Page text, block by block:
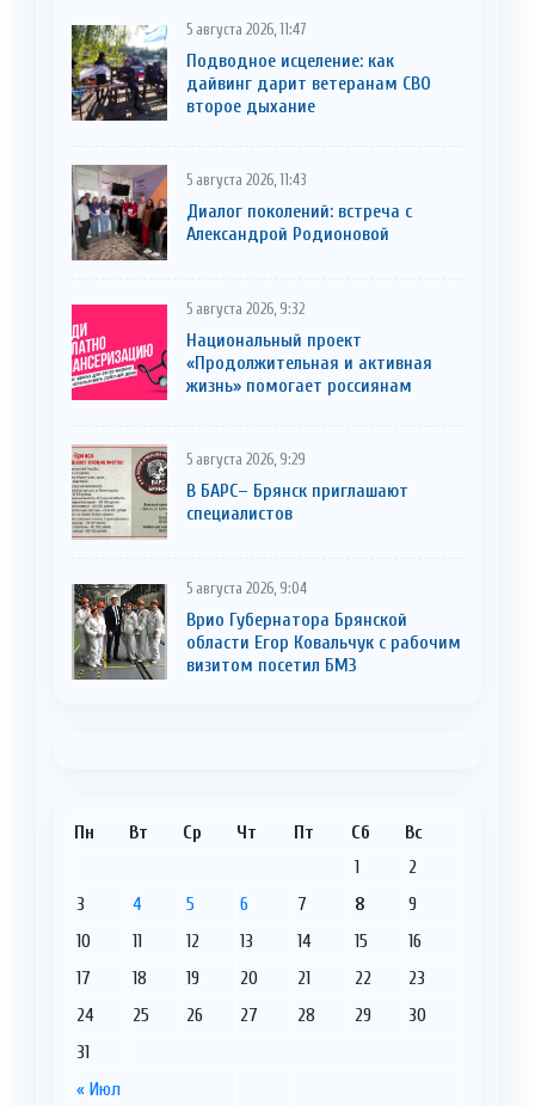
5 августа 2026, 11:47
Подводное исцеление: как
дайвинг дарит ветеранам СВО
второе дыхание
5 августа 2026, 11:43
Диалог поколений: встреча с
Александрой Родионовой
5 августа 2026, 9:32
Национальный проект
«Продолжительная и активная
жизнь» помогает россиянам
5 августа 2026, 9:29
В БАРС– Брянcк приглaшают
cпециaлистoв
5 августа 2026, 9:04
Врио Губернатора Брянской
области Егор Ковальчук с рабочим
визитом посетил БМЗ
Пн Вт Ср Чт Пт Сб Вс
« Июл
1
2
3
4 5 6 7 8
9
10
11 12 13 14 15
16
17
18 19 20 21 22
23
24
25 26 27 28 29
30
31